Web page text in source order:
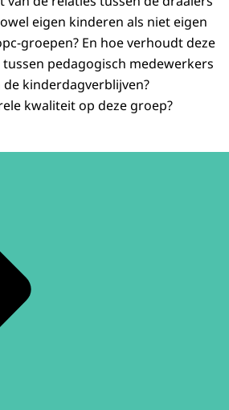
eigen kinderen als niet eigen
groepen? En hoe verhoudt deze
pedagogisch medewerkers
kinderdagverblijven?
kwaliteit op deze groep?